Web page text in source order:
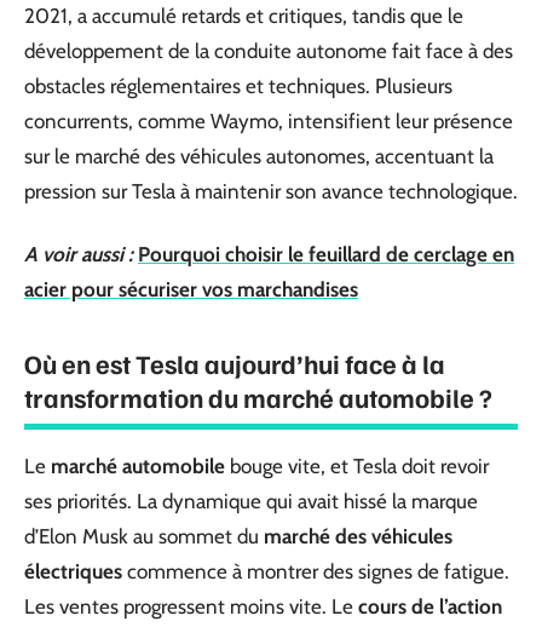
2021, a accumulé retards et critiques, tandis que le
développement de la conduite autonome fait face à des
obstacles réglementaires et techniques. Plusieurs
concurrents, comme Waymo, intensifient leur présence
sur le marché des véhicules autonomes, accentuant la
pression sur Tesla à maintenir son avance technologique.
A voir aussi : Pourquoi choisir le feuillard de cerclage en
acier pour sécuriser vos marchandises
Où en est Tesla aujourd’hui face à la
transformation du marché automobile ?
Le marché automobile bouge vite, et Tesla doit revoir
ses priorités. La dynamique qui avait hissé la marque
d’Elon Musk au sommet du marché des véhicules
électriques commence à montrer des signes de fatigue.
Les ventes progressent moins vite. Le cours de l’action